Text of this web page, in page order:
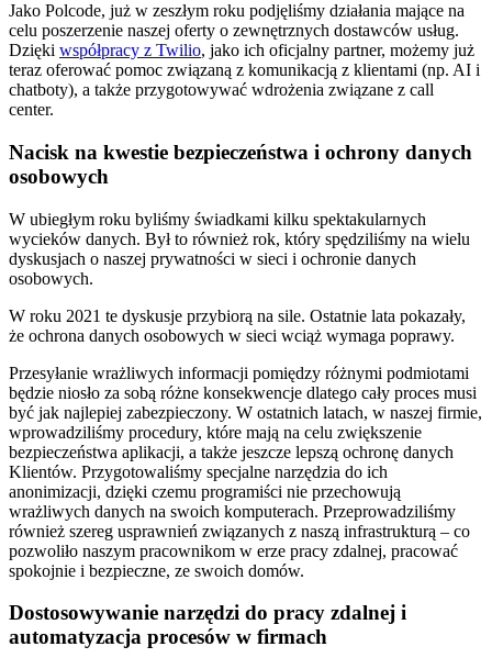
Jako Polcode, już w zeszłym roku podjęliśmy działania mające na
celu poszerzenie naszej oferty o zewnętrznych dostawców usług.
Dzięki współpracy z Twilio, jako ich oficjalny partner, możemy już
teraz oferować pomoc związaną z komunikacją z klientami (np. AI i
chatboty), a także przygotowywać wdrożenia związane z call
center.
Nacisk na kwestie bezpieczeństwa i ochrony danych
osobowych
W ubiegłym roku byliśmy świadkami kilku spektakularnych
wycieków danych. Był to również rok, który spędziliśmy na wielu
dyskusjach o naszej prywatności w sieci i ochronie danych
osobowych.
W roku 2021 te dyskusje przybiorą na sile. Ostatnie lata pokazały,
że ochrona danych osobowych w sieci wciąż wymaga poprawy.
Przesyłanie wrażliwych informacji pomiędzy różnymi podmiotami
będzie niosło za sobą różne konsekwencje dlatego cały proces musi
być jak najlepiej zabezpieczony. W ostatnich latach, w naszej firmie,
wprowadziliśmy procedury, które mają na celu zwiększenie
bezpieczeństwa aplikacji, a także jeszcze lepszą ochronę danych
Klientów. Przygotowaliśmy specjalne narzędzia do ich
anonimizacji, dzięki czemu programiści nie przechowują
wrażliwych danych na swoich komputerach. Przeprowadziliśmy
również szereg usprawnień związanych z naszą infrastrukturą – co
pozwoliło naszym pracownikom w erze pracy zdalnej, pracować
spokojnie i bezpieczne, ze swoich domów.
Dostosowywanie narzędzi do pracy zdalnej i
automatyzacja procesów w firmach